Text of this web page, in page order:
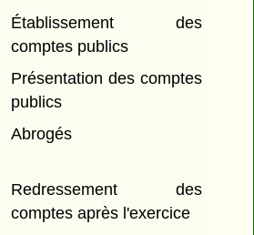
Établissement des
comptes publics
Présentation des comptes
publics
Abrogés
Redressement des
comptes après l'exercice